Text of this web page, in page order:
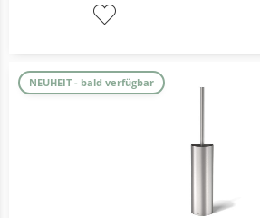
NEUHEIT - bald verfügbar